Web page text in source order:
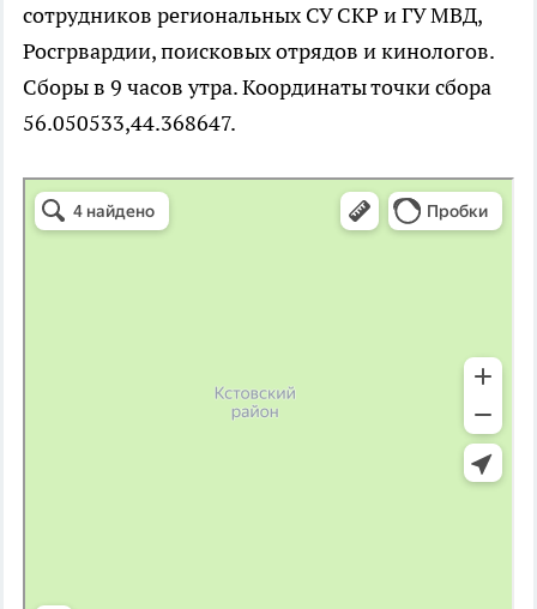
сотрудников региональных СУ СКР и ГУ МВД,
Росгрвардии, поисковых отрядов и кинологов.
Сборы в 9 часов утра. Координаты точки сбора
56.050533,44.368647.